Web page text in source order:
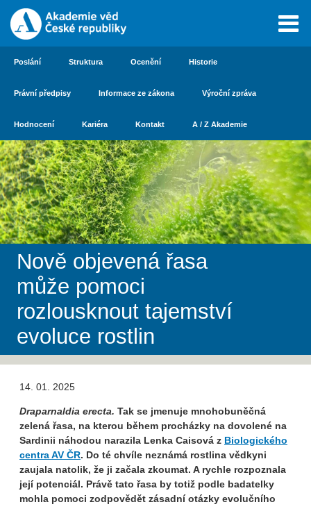
Poslání Struktura Ocenění Historie
Právní předpisy Informace ze zákona Výroční zpráva
Hodnocení Kariéra Kontakt A / Z Akademie
Nově objevená řasa
může pomoci
rozlousknout tajemství
evoluce rostlin
14. 01. 2025
Draparnaldia erecta. Tak se jmenuje mnohobuněčná
zelená řasa, na kterou během procházky na dovolené na
Sardinii náhodou narazila Lenka Caisová z Biologického
centra AV ČR. Do té chvíle neznámá rostlina vědkyni
zaujala natolik, že ji začala zkoumat. A rychle rozpoznala
její potenciál. Právě tato řasa by totiž podle badatelky
mohla pomoci zodpovědět zásadní otázky evolučního